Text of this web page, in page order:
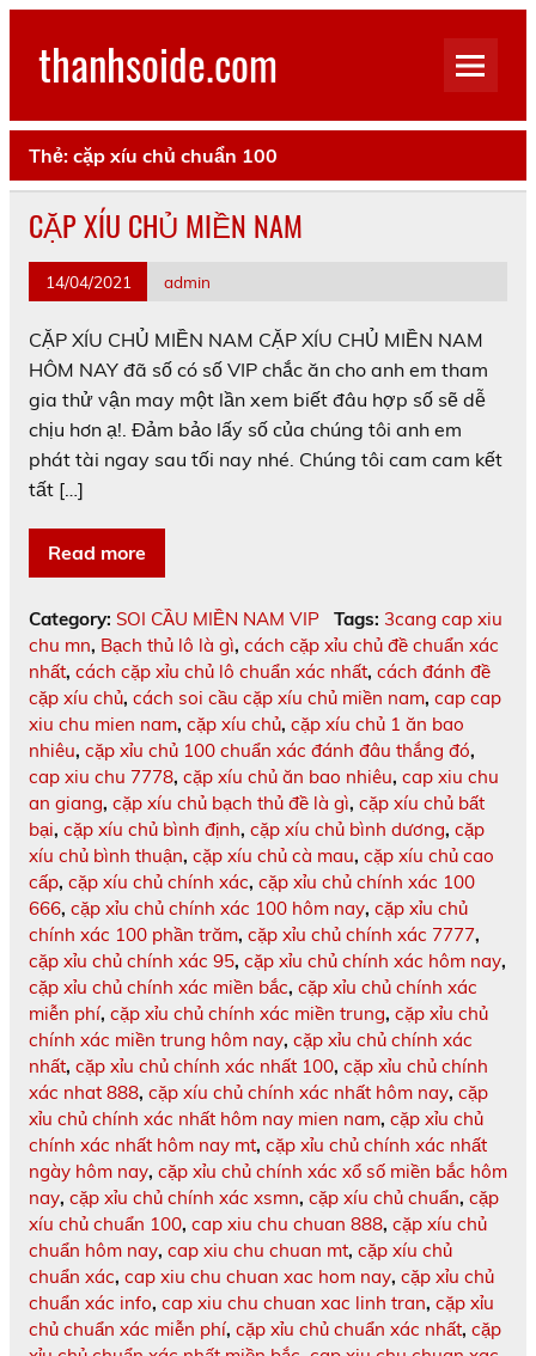
Skip
contentthanhsoide.com
Thẻ: cặp xíu chủ chuẩn 100
CẶP XÍU CHỦ MIỀN NAM
14/04/2021 admin
CẶP XÍU CHỦ MIỀN NAM CẶP XÍU CHỦ MIỀN NAM
HÔM NAY đã số có số VIP chắc ăn cho anh em tham
gia thử vận may một lần xem biết đâu hợp số sẽ dễ
chịu hơn ạ!. Đảm bảo lấy số của chúng tôi anh em
phát tài ngay sau tối nay nhé. Chúng tôi cam cam kết
tất […]
Read more
Category: SOI CẦU MIỀN NAM VIP Tags: 3cang cap xiu
chu mn, Bạch thủ lô là gì, cách cặp xỉu chủ đề chuẩn xác
nhất, cách cặp xỉu chủ lô chuẩn xác nhất, cách đánh đề
cặp xíu chủ, cách soi cầu cặp xíu chủ miền nam, cap cap
xiu chu mien nam, cặp xíu chủ, cặp xíu chủ 1 ăn bao
nhiêu, cặp xỉu chủ 100 chuẩn xác đánh đâu thắng đó,
cap xiu chu 7778, cặp xíu chủ ăn bao nhiêu, cap xiu chu
an giang, cặp xíu chủ bạch thủ đề là gì, cặp xíu chủ bất
bại, cặp xíu chủ bình định, cặp xíu chủ bình dương, cặp
xíu chủ bình thuận, cặp xíu chủ cà mau, cặp xíu chủ cao
cấp, cặp xíu chủ chính xác, cặp xỉu chủ chính xác 100
666, cặp xỉu chủ chính xác 100 hôm nay, cặp xỉu chủ
chính xác 100 phần trăm, cặp xỉu chủ chính xác 7777,
cặp xỉu chủ chính xác 95, cặp xỉu chủ chính xác hôm nay,
cặp xỉu chủ chính xác miền bắc, cặp xỉu chủ chính xác
miễn phí, cặp xỉu chủ chính xác miền trung, cặp xỉu chủ
chính xác miền trung hôm nay, cặp xỉu chủ chính xác
nhất, cặp xỉu chủ chính xác nhất 100, cặp xỉu chủ chính
xác nhat 888, cặp xíu chủ chính xác nhất hôm nay, cặp
xỉu chủ chính xác nhất hôm nay mien nam, cặp xỉu chủ
chính xác nhất hôm nay mt, cặp xỉu chủ chính xác nhất
ngày hôm nay, cặp xỉu chủ chính xác xổ số miền bắc hôm
nay, cặp xỉu chủ chính xác xsmn, cặp xíu chủ chuẩn, cặp
xíu chủ chuẩn 100, cap xiu chu chuan 888, cặp xíu chủ
chuẩn hôm nay, cap xiu chu chuan mt, cặp xíu chủ
chuẩn xác, cap xiu chu chuan xac hom nay, cặp xỉu chủ
chuẩn xác info, cap xiu chu chuan xac linh tran, cặp xỉu
chủ chuẩn xác miễn phí, cặp xỉu chủ chuẩn xác nhất, cặp